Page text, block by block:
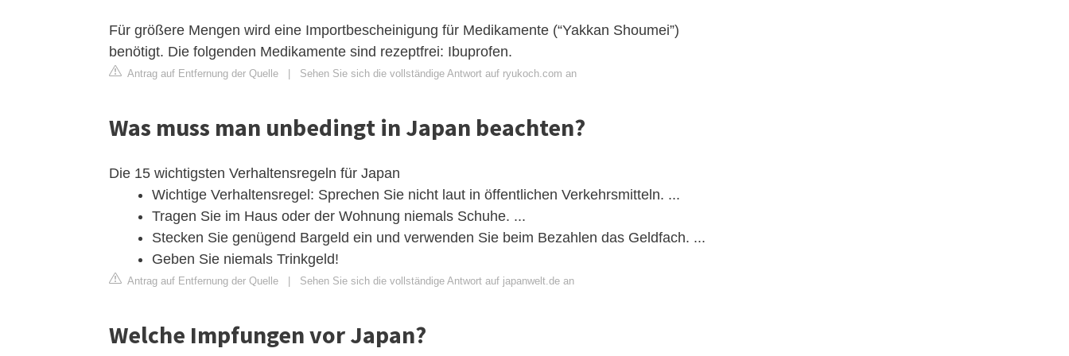
Für größere Mengen wird eine Importbescheinigung für Medikamente (“Yakkan Shoumei”)
benötigt. Die folgenden Medikamente sind rezeptfrei: Ibuprofen.
Antrag auf Entfernung der Quelle | Sehen Sie sich die vollständige Antwort auf ryukoch.com an
Was muss man unbedingt in Japan beachten?
Die 15 wichtigsten Verhaltensregeln für Japan
Wichtige Verhaltensregel: Sprechen Sie nicht laut in öffentlichen Verkehrsmitteln. ...
Tragen Sie im Haus oder der Wohnung niemals Schuhe. ...
Stecken Sie genügend Bargeld ein und verwenden Sie beim Bezahlen das Geldfach. ...
Geben Sie niemals Trinkgeld!
Antrag auf Entfernung der Quelle | Sehen Sie sich die vollständige Antwort auf japanwelt.de an
Welche Impfungen vor Japan?